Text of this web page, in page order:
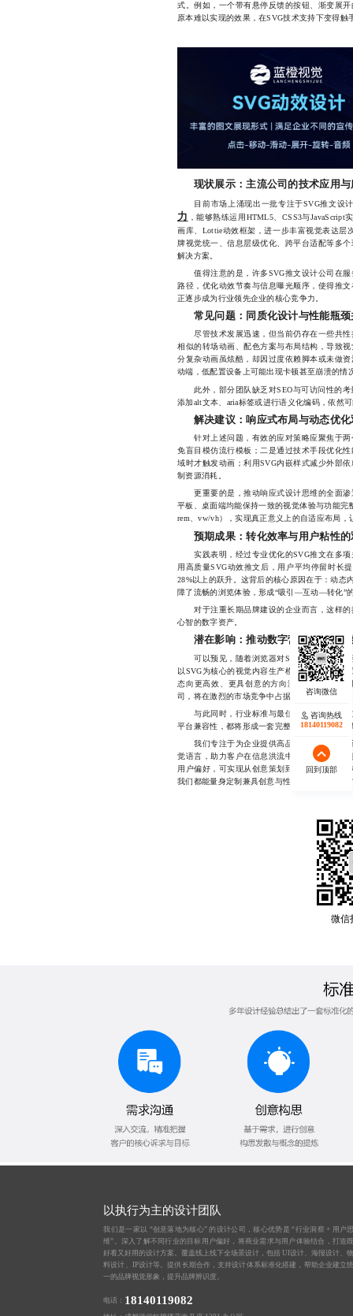
式。例如，一个带有悬停反馈的按钮、渐变展
原本难以实现的效果，在SVG技术支持下变得触
现状展示：主流公司的技术应用
目前市场上涌现出一批专注于SVG推文设计
力
，能够熟练运用HTML5、CSS3与
画库、Lottie动效框架，进一步丰富视觉表达层
牌视觉统一、信息层级优化、跨平台适配等多
解决方案。
值得注意的是，许多SVG推文设计公司在服
路径，优化动效节奏与信息曝光顺序，使得推
正逐步成为行业领先企业的核心竞争力。
常见问题：同质化设计与性能瓶颈
尽管技术发展迅速，但当前仍存在一些共
相似的转场动画、配色方案与布局结构，导致
分复杂动画虽炫酷，却因过度依赖脚本或未做
动端，低配置设备上可能出现卡顿甚至崩溃的情
此外，部分团队缺乏对SEO与可访问性的考
添加alt文本、aria标签或进行语义化编码，依然
解决建议：响应式布局与动态优
针对上述问题，有效的应对策略应聚焦于两
免盲目模仿流行模板；二是通过技术手段优化
域时才触发动画；利用SVG内嵌样式减少外部
制资源消耗。
更重要的是，推动响应式设计思维的全面渗
平板、桌面端均能保持一致的视觉体验与功能完
rem、vw/vh），实现真正意义上的自适应布局，
预期成果：转化效率与用户粘性
实践表明，经过专业优化的SVG推文在多项
用高质量SVG动效推文后，用户平均停留时长
28%以上的跃升。这背后的核心原因在于：动态
障了流畅的浏览体验，形成“吸引—互动—转化”
对于注重长期品牌建设的企业而言，这样的
心智的数字资产。
潜在影响：推动数字营销生态向
可以预见，随着浏览器对SVG支持的持续增
以SVG为核心的视觉内容生产模式。这不仅会
态向更高效、更具创意的方向演进。那些能够
司，将在激烈的市场竞争中占据不可替代的位置
与此同时，行业标准与最佳实践也将逐步建
平台兼容性，都将形成一套完整的参考框架。
我们专注于为企业提供高品质的SVG推文设
觉语言，助力客户在信息洪流中脱颖而出。团
用户偏好，可实现从创意策划到代码落地的全
我们都能量身定制兼具创意与性能的推文方案。
微信
咨询热线
18140119082
回到顶部
以执行为主的设计团队
我们是一家以 “创意落地为核心” 的设计公司，核心优势是 “行业洞察 + 用户
维”。深入了解不同行业的目标用户偏好，将商业需求与用户体验结合，打造
好看又好用的设计方案。覆盖线上线下全场景设计，包括 UI设计、海报设计、
料设计、IP设计等。提供长期合作，支持设计体系标准化搭建，帮助企业建立
一的品牌视觉形象，提升品牌辨识度。
电话： 18140119082